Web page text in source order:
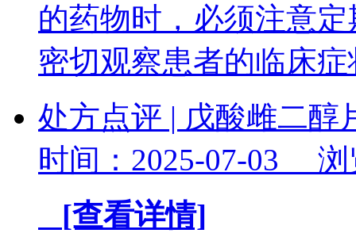
的药物时，必须注意
密切观察患者的临床
处方点评 | 戊酸雌二醇
时间：2025-07-03 浏
[查看详情]